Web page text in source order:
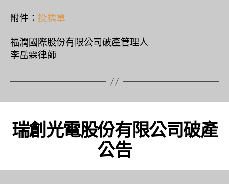
附件： 投標單
福潤國際股份有限公司破產管理人
李岳霖律師
瑞創光電股份有限公司破產
公告